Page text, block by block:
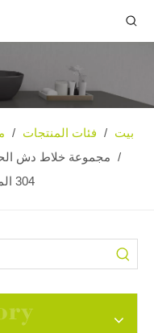
بيت / فئات المنتجات /
/ مجموعة خلاط دش
304 المثبت على الحائط من النيكل المصقول